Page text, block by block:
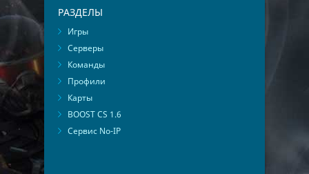
РАЗДЕЛЫ
Игры
Серверы
Команды
Профили
Карты
BOOST CS 1.6
Сервис No-IP